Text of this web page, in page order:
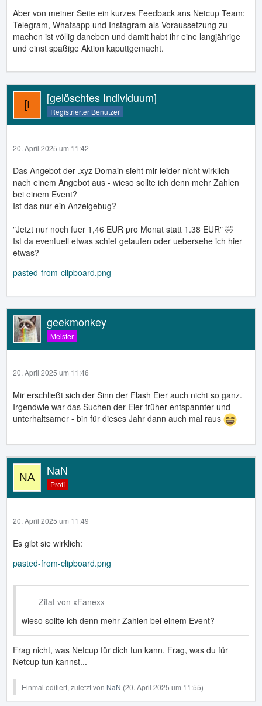
Aber von meiner Seite ein kurzes Feedback ans Netcup Team:
Telegram, Whatsapp und Instagram als Voraussetzung zu
machen ist völlig daneben und damit habt ihr eine langjährige
und einst spaßige Aktion kaputtgemacht.
[gelöschtes Individuum]
Registrierter Benutzer
20. April 2025 um 11:42
Das Angebot der .xyz Domain sieht mir leider nicht wirklich
nach einem Angebot aus - wieso sollte ich denn mehr Zahlen
bei einem Event?
Ist das nur ein Anzeigebug?
"Jetzt nur noch fuer 1,46 EUR pro Monat statt 1.38 EUR" 🤣
Ist da eventuell etwas schief gelaufen oder uebersehe ich hier
etwas?
pasted-from-clipboard.png
geekmonkey
Meister
20. April 2025 um 11:46
Mir erschließt sich der Sinn der Flash Eier auch nicht so ganz.
Irgendwie war das Suchen der Eier früher entspannter und
unterhaltsamer - bin für dieses Jahr dann auch mal raus
NaN
Profi
20. April 2025 um 11:49
Es gibt sie wirklich:
pasted-from-clipboard.png
Zitat von xFanexx
wieso sollte ich denn mehr Zahlen bei einem Event?
Frag nicht, was Netcup für dich tun kann. Frag, was du für
Netcup tun kannst...
Einmal editiert, zuletzt von NaN (20. April 2025 um 11:55)